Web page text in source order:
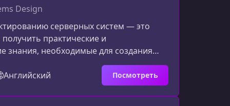
Design
серверных систем — это
практические и
знания, необходимые для создания
и эффективных
ориентирован на
и архитекторов, стремящихся глубже
подходы к системному дизайну и
Английский Посмотреть